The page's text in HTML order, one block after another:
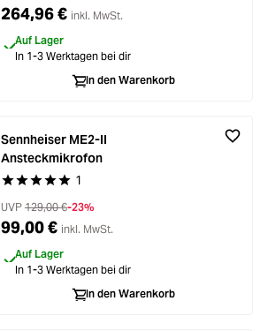
264,96 € inkl. MwSt.
Auf Lager
In 1-3 Werktagen bei dir
In den Warenkorb
Durchschnittliche Bewertung von 5 von 5
1
Sennheiser ME2-II
Ansteckmikrofon
UVP 129,00 €-23%
99,00 € inkl. MwSt.
Auf Lager
In 1-3 Werktagen bei dir
In den Warenkorb